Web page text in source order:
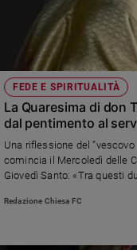
giorno
giorno
Società
e
valori
Ambiente
e
FEDE E SPIRITUALITÀ
La Quaresima di don
dal pentimento al
Una riflessione del
comincia il Mercoledì delle
Giovedì Santo: «Tra questi
Redazione Chiesa FC